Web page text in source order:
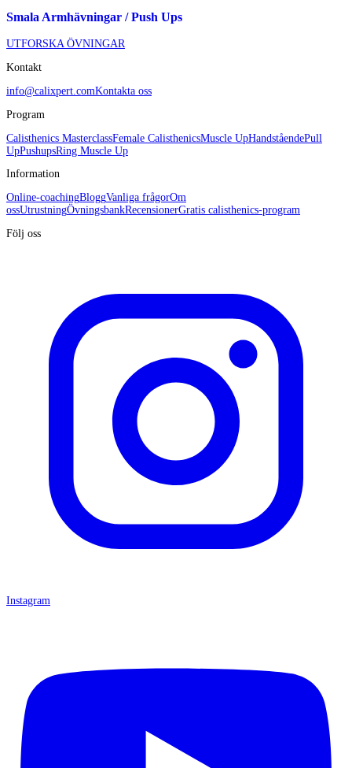
Smala Armhävningar / Push Ups
UTFORSKA ÖVNINGAR
Kontakt
info@calixpert.comKontakta oss
Program
Calisthenics MasterclassFemale CalisthenicsMuscle UpHandståendePull
UpPushupsRing Muscle Up
Information
Online-coachingBloggVanliga frågorOm
ossUtrustningÖvningsbankRecensionerGratis calisthenics-program
Följ oss
Instagram